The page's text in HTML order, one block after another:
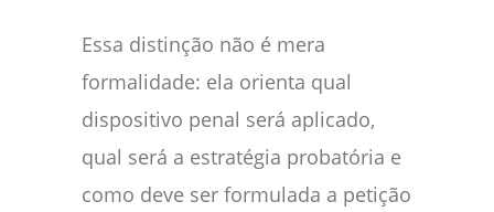
Essa distinção não é mera
formalidade: ela orienta qual
dispositivo penal será aplicado,
qual será a estratégia probatória e
como deve ser formulada a petição